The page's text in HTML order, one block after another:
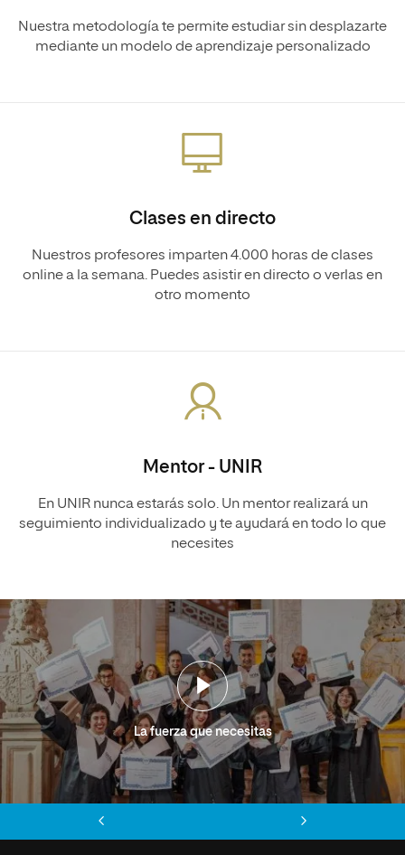
Nuestra metodología te permite estudiar sin desplazarte
mediante un modelo de aprendizaje personalizado
Clases en directo
Nuestros profesores imparten 4.000 horas de clases
online a la semana. Puedes asistir en directo o verlas en
otro momento
Mentor - UNIR
En UNIR nunca estarás solo. Un mentor realizará un
seguimiento individualizado y te ayudará en todo lo que
necesites
La fuerza que necesitas